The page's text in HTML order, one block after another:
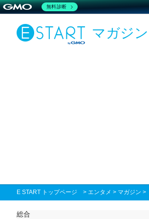
マガジン
E START トップページ > エンタメ > マガジン >
総合
無料診断